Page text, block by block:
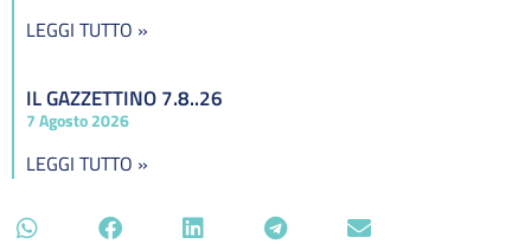
LEGGI TUTTO »
IL GAZZETTINO 7.8..26
7 Agosto 2026
LEGGI TUTTO »